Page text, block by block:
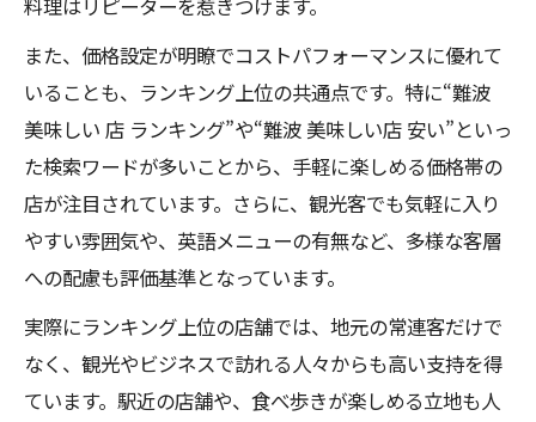
料理はリピーターを惹きつけます。
また、価格設定が明瞭でコストパフォーマンスに優れて
いることも、ランキング上位の共通点です。特に“難波
美味しい 店 ランキング”や“難波 美味しい店 安い”といっ
た検索ワードが多いことから、手軽に楽しめる価格帯の
店が注目されています。さらに、観光客でも気軽に入り
やすい雰囲気や、英語メニューの有無など、多様な客層
への配慮も評価基準となっています。
実際にランキング上位の店舗では、地元の常連客だけで
なく、観光やビジネスで訪れる人々からも高い支持を得
ています。駅近の店舗や、食べ歩きが楽しめる立地も人